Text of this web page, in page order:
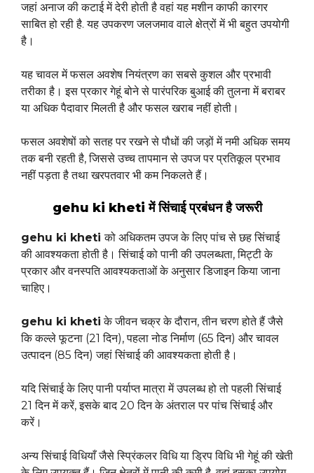
जहां अनाज की कटाई में देरी होती है वहां यह मशीन काफी कारगर
साबित हो रही है. यह उपकरण जलजमाव वाले क्षेत्रों में भी बहुत उपयोगी
है।
यह चावल में फसल अवशेष नियंत्रण का सबसे कुशल और प्रभावी
तरीका है। इस प्रकार गेहूं बोने से पारंपरिक बुआई की तुलना में बराबर
या अधिक पैदावार मिलती है और फसल खराब नहीं होती।
फसल अवशेषों को सतह पर रखने से पौधों की जड़ों में नमी अधिक समय
तक बनी रहती है, जिससे उच्च तापमान से उपज पर प्रतिकूल प्रभाव
नहीं पड़ता है तथा खरपतवार भी कम निकलते हैं।
gehu ki kheti में सिंचाई प्रबंधन है जरूरी
gehu ki khetiको अधिकतम उपज के लिए पांच से छह सिंचाई
की आवश्यकता होती है। सिंचाई को पानी की उपलब्धता, मिट्टी के
प्रकार और वनस्पति आवश्यकताओं के अनुसार डिजाइन किया जाना
चाहिए।
gehu ki kheti के जीवन चक्र के दौरान, तीन चरण होते हैं जैसे
कि कल्ले फूटना (21 दिन), पहला नोड निर्माण (65 दिन) और चावल
उत्पादन (85 दिन) जहां सिंचाई की आवश्यकता होती है।
यदि सिंचाई के लिए पानी पर्याप्त मात्रा में उपलब्ध हो तो पहली सिंचाई
21 दिन में करें, इसके बाद 20 दिन के अंतराल पर पांच सिंचाई और
करें।
अन्य सिंचाई विधियाँ जैसे स्प्रिंकलर विधि या ड्रिप विधि भी गेहूं की खेती